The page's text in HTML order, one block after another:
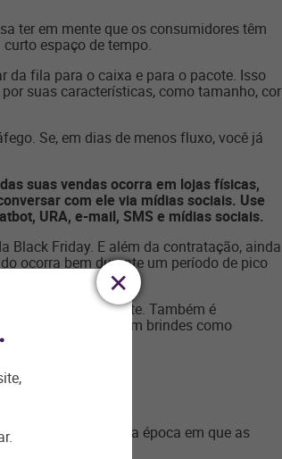
ter em mente que os consumidores têm
espaço de tempo.
da fila para o caixa e para o pacote. Isso
suas características, como tamanho, cor
Se, em dias de menos fluxo, você já
suas vendas ocorra em lojas físicas,
com ele via mídias sociais. Use
URA, e-mail, SMS e mídias sociais.
Black Friday. E além da contratação, ainda
ocorra bem durante um período de pico
corretamente. Também é
Por isso, aposte em brindes como
presentes. É uma época em que as